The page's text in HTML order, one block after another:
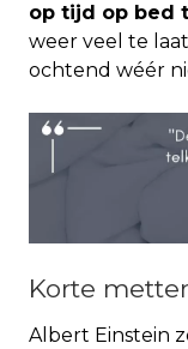
op tijd op bed
weer veel te
ochtend wéér
Korte
Albert Einstein